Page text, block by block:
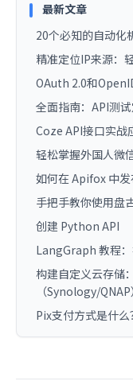
最新文章
20个必知的自动化
精准定位IP来源：
OAuth 2.0和
全面指南：API测
Coze API接口实战
轻松掌握外国人微
如何在 Apifox 中发
手把手教你使用盘
创建 Python API
LangGraph 教程
构建自定义云存储
（Synology/QNAP）
Pix支付方式是什么